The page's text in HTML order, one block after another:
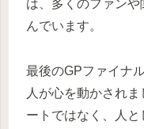
は、多くのファン
んでいます。
最後のGPファイナ
人が心を動かされ
ートではなく、人